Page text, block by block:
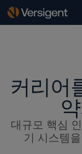
커리어
대규모 핵심
기 시스템